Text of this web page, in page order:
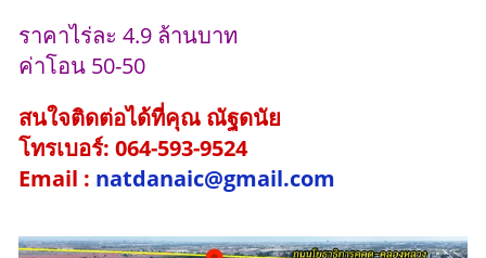
ราคาไร่ละ 4.9 ล้านบาท
ค่าโอน 50-50
สนใจติดต่อได้ที่คุณ ณัฐดนัย
โทรเบอร์: 064-593-9524
Email : natdanaic@gmail.com